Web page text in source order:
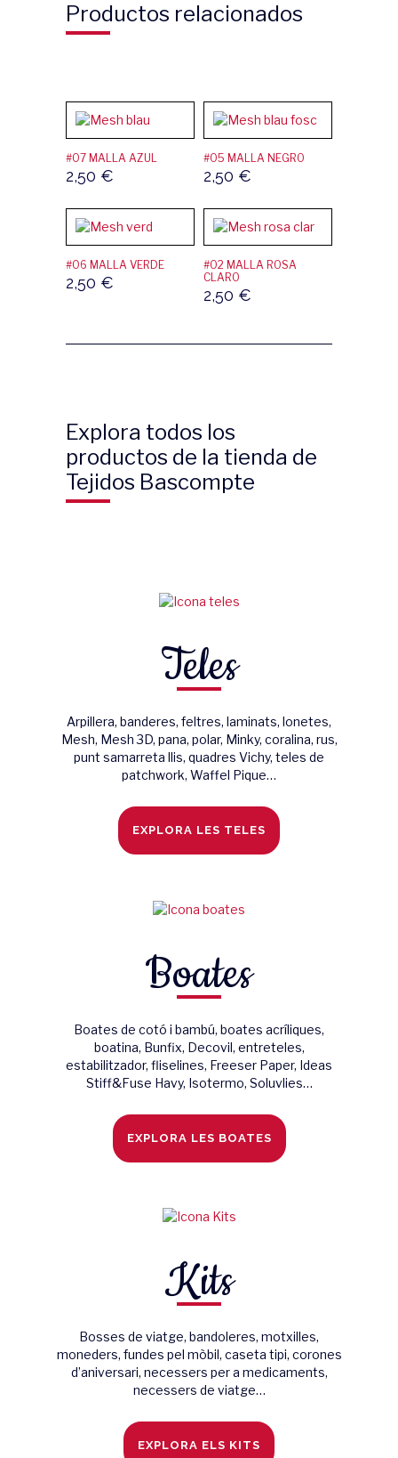
Productos relacionados
#07 MALLA AZUL
2,50 €
#05 MALLA NEGRO
2,50 €
#06 MALLA VERDE
2,50 €
#02 MALLA ROSA
CLARO
2,50 €
Explora todos los
productos de la tienda de
Tejidos Bascompte
Teles
Arpillera, banderes, feltres, laminats, lonetes,
Mesh, Mesh 3D, pana, polar, Minky, coralina, rus,
punt samarreta llis, quadres Vichy, teles de
patchwork, Waffel Pique…
EXPLORA LES TELES
Boates
Boates de cotó i bambú, boates acríliques,
boatina, Bunfix, Decovil, entreteles,
estabilitzador, fliselines, Freeser Paper, Ideas
Stiff&Fuse Havy, Isotermo, Soluvlies…
EXPLORA LES BOATES
Kits
Bosses de viatge, bandoleres, motxilles,
moneders, fundes pel mòbil, caseta tipi, corones
d’aniversari, necessers per a medicaments,
necessers de viatge…
EXPLORA ELS KITS